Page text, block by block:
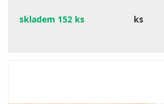
skladem 152 ks ks